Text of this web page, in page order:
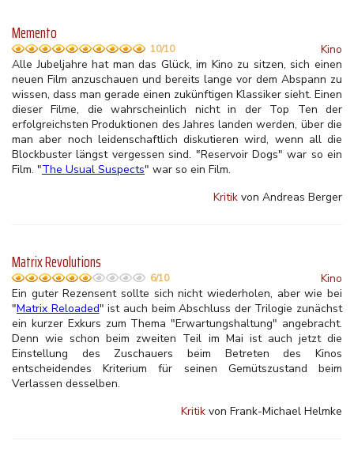
Memento
10/10
Kino
Alle Jubeljahre hat man das Glück, im Kino zu sitzen, sich einen
neuen Film anzuschauen und bereits lange vor dem Abspann zu
wissen, dass man gerade einen zukünftigen Klassiker sieht. Einen
dieser Filme, die wahrscheinlich nicht in der Top Ten der
erfolgreichsten Produktionen des Jahres landen werden, über die
man aber noch leidenschaftlich diskutieren wird, wenn all die
Blockbuster längst vergessen sind. "Reservoir Dogs" war so ein
Film. "The Usual Suspects" war so ein Film.
Kritik von Andreas Berger
Matrix Revolutions
6/10
Kino
Ein guter Rezensent sollte sich nicht wiederholen, aber wie bei
"Matrix Reloaded" ist auch beim Abschluss der Trilogie zunächst
ein kurzer Exkurs zum Thema "Erwartungshaltung" angebracht.
Denn wie schon beim zweiten Teil im Mai ist auch jetzt die
Einstellung des Zuschauers beim Betreten des Kinos
entscheidendes Kriterium für seinen Gemütszustand beim
Verlassen desselben.
Kritik von Frank-Michael Helmke